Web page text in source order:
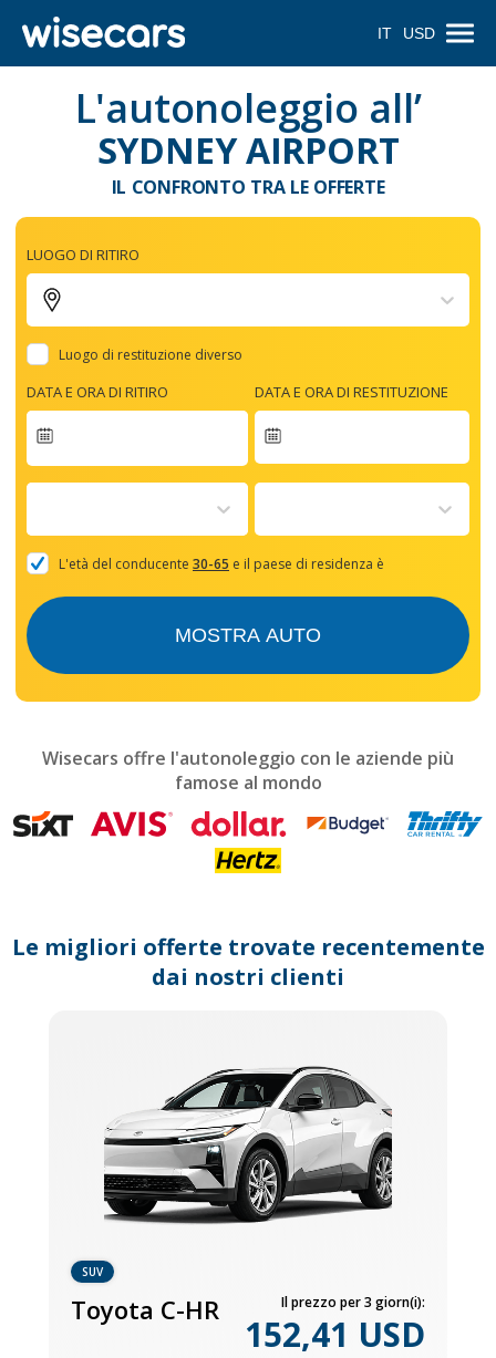
IT USD
L'autonoleggio all’
SYDNEY AIRPORT
IL CONFRONTO TRA LE OFFERTE
LUOGO DI RITIRO
Luogo di restituzione diverso
DATA E ORA DI RITIRO
forward
with
the
and
mark
get
the
dates.
DATA E ORA DI RESTITUZIONE
L'età del conducente 30-65 e il paese di residenza è
MOSTRA AUTO
Wisecars offre l'autonoleggio con le aziende più
famose al mondo
Le migliori offerte trovate recentemente
dai nostri clienti
SUV
Toyota C-HR Il prezzo per 3 giorn(i):
152,41 USD